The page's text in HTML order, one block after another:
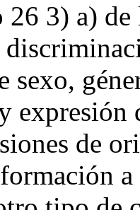
26 3) a)
sexo,
expresión
de
a